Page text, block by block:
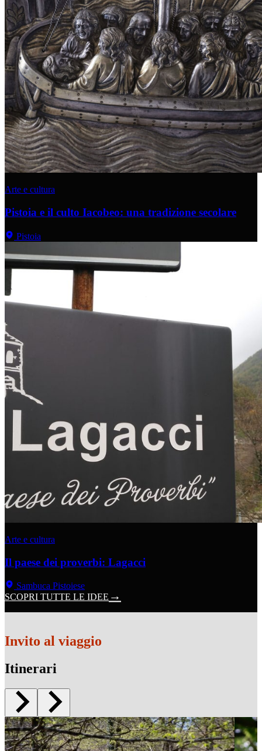
Arte e cultura
Pistoia e il culto Iacobeo: una tradizione secolare
Pistoia
Arte e cultura
Il paese dei proverbi: Lagacci
Sambuca Pistoiese
SCOPRI TUTTE LE IDEE
Invito al viaggio
Itinerari